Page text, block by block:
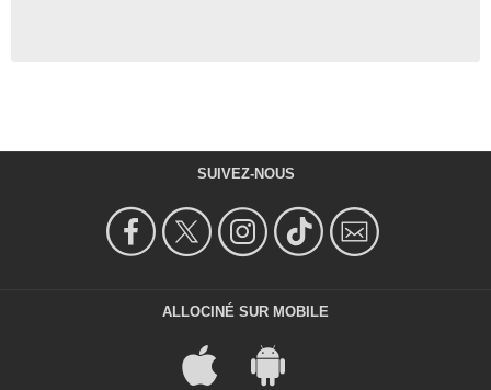
SUIVEZ-NOUS
ALLOCINÉ SUR MOBILE